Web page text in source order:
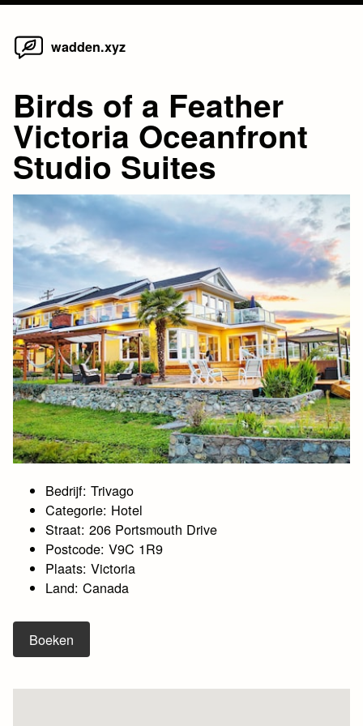
Skip
wadden.xyz
Birds of a Feather
Victoria Oceanfront
Studio Suites
Bedrijf: Trivago
Categorie: Hotel
Straat: 206 Portsmouth Drive
Postcode: V9C 1R9
Plaats: Victoria
Land: Canada
Boeken